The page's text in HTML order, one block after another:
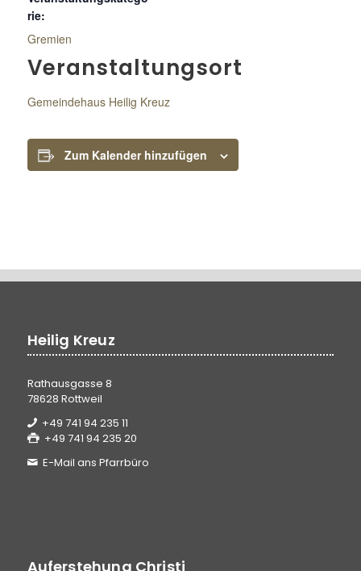
rie:
Gremien
Veranstaltungsort
Gemeindehaus Heilig Kreuz
Zum Kalender hinzufügen
Heilig Kreuz
Rathausgasse 8
78628 Rottweil
+49 741 94 235 11
+49 741 94 235 20
E-Mail ans Pfarrbüro
Auferstehung Christi